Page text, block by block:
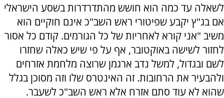
לשאלה עד כמה הוא חושש מהתדרדרות בשסע הישראלי
אם בג"ץ יקבע שפיטורי ראש השב"כ אינם חוקיים הוא
משיב "אני קורא לאחריות של כל הגורמים. קודם כל אסור
לחזור לשישה באוקטובר, אף על פי שיש כאלה שחזרו
לשם ובגדול, למשל נדב ארגמן שרוצה מלחמת אזרחים
ולהבעיר את הרחובות. זה האינטרס שלו וזה מסוכן בגלל
שהוא לא עוד סתם אזרח אלא ראש השב"כ לשעבר.